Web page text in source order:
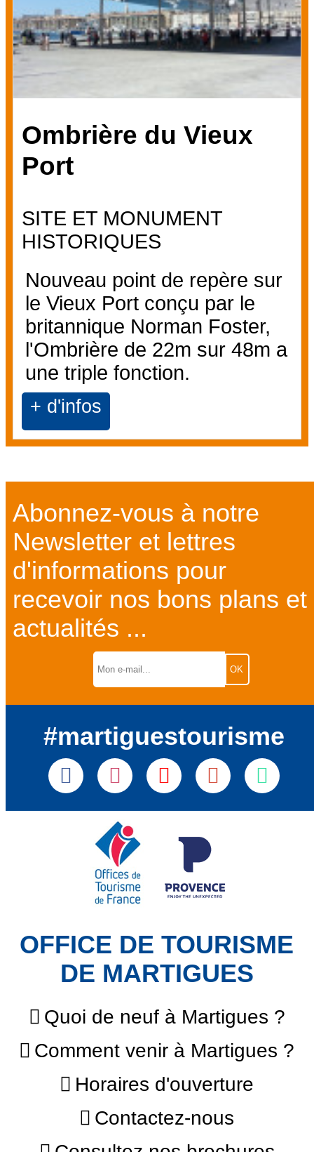
Ombrière du Vieux
Port
SITE ET MONUMENT
HISTORIQUES
Nouveau point de repère sur
le Vieux Port conçu par le
britannique Norman Foster,
l'Ombrière de 22m sur 48m a
une triple fonction.
+ d'infos
Abonnez-vous à notre
Newsletter et lettres
d'informations pour
recevoir nos bons plans et
actualités ...
#martiguestourisme
OFFICE DE TOURISME
DE MARTIGUES
Quoi de neuf à Martigues ?
Comment venir à Martigues ?
Horaires d'ouverture
Contactez-nous